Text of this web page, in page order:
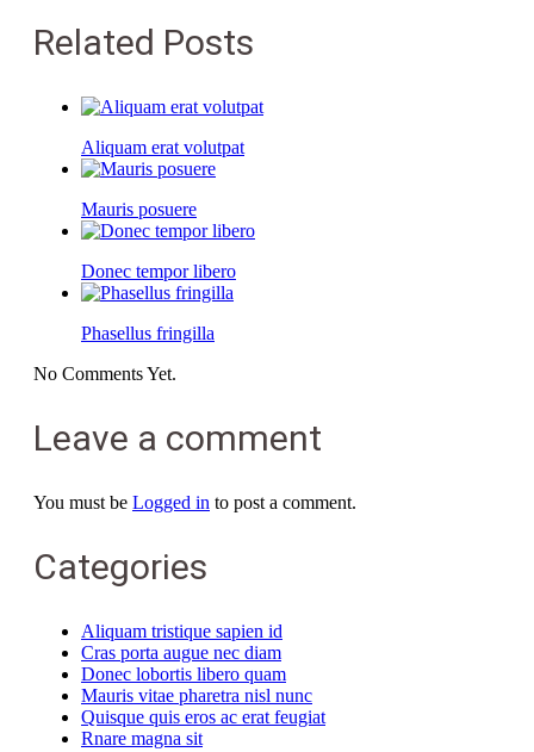
Related Posts
Aliquam erat volutpat
Mauris posuere
Donec tempor libero
Phasellus fringilla
No Comments Yet.
Leave a comment
You must be Logged in to post a comment.
Categories
Aliquam tristique sapien id
Cras porta augue nec diam
Donec lobortis libero quam
Mauris vitae pharetra nisl nunc
Quisque quis eros ac erat feugiat
Rnare magna sit